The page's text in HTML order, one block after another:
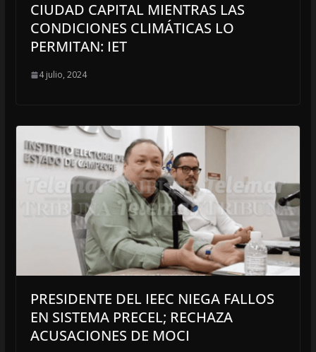
CIUDAD CAPITAL MIENTRAS LAS
CONDICIONES CLIMÁTICAS LO
PERMITAN: IET
4 julio, 2024
PRESIDENTE DEL IEEC NIEGA FALLOS
EN SISTEMA PRECEL; RECHAZA
ACUSACIONES DE MOCI